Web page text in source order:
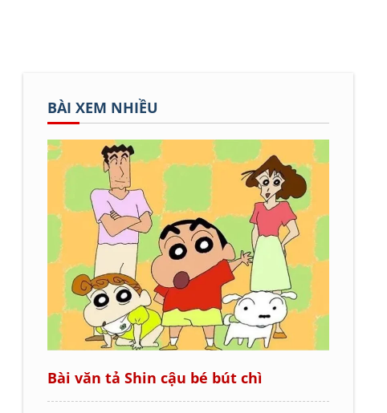
BÀI XEM NHIỀU
Bài văn tả Shin cậu bé bút chì